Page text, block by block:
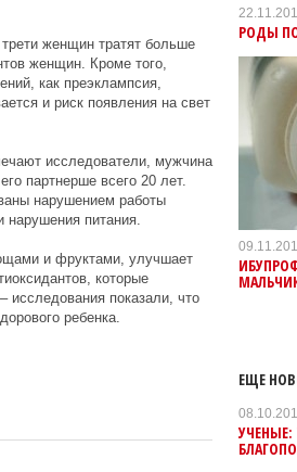
женщин тратят больше
женщин. Кроме того,
как преэклампсия,
и риск появления на свет
исследователи, мужчина
партнерше всего 20 лет.
нарушением работы
питания.
и фруктами, улучшает
которые
показали, что
ребенка.
РОДЫ
ЕЩЕ